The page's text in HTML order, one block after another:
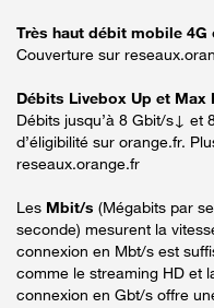
Très haut débit mobile 4G
Couverture sur
Débits Livebox Up et Max
Débits jusqu’à 8 Gbit/s↓ et
d’éligibilité sur orange.fr.
reseaux.orange.fr
Les Mbit/s (Mégabits par
seconde) mesurent la
connexion en Mbt/s est
comme le streaming HD et
connexion en Gbt/s offre